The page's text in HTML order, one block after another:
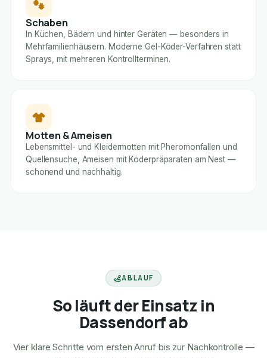
Schaben
In Küchen, Bädern und hinter Geräten — besonders in
Mehrfamilienhäusern. Moderne Gel-Köder-Verfahren statt
Sprays, mit mehreren Kontrollterminen.
Motten & Ameisen
Lebensmittel- und Kleidermotten mit Pheromonfallen und
Quellensuche, Ameisen mit Köderpräparaten am Nest —
schonend und nachhaltig.
ABLAUF
So läuft der Einsatz in
Dassendorf ab
Vier klare Schritte vom ersten Anruf bis zur Nachkontrolle —